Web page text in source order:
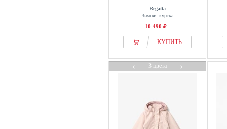
Regatta
Зимняя куртка
10 490 ₽
КУПИТЬ
←3 цвета→